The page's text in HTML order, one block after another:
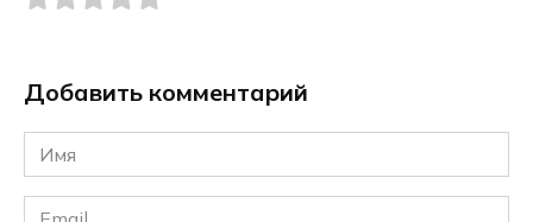
Добавить комментарий
Имя
*
Email